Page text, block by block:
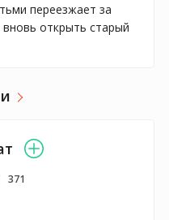
переезжает за
открыть старый
371